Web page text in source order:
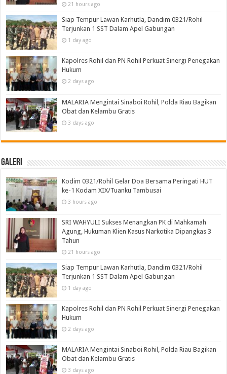
21 hours ago
Siap Tempur Lawan Karhutla, Dandim 0321/Rohil
Terjunkan 1 SST Dalam Apel Gabungan
1 day ago
Kapolres Rohil dan PN Rohil Perkuat Sinergi Penegakan
Hukum
2 days ago
MALARIA Mengintai Sinaboi Rohil, Polda Riau Bagikan
Obat dan Kelambu Gratis
3 days ago
Galeri
Kodim 0321/Rohil Gelar Doa Bersama Peringati HUT
ke-1 Kodam XIX/Tuanku Tambusai
3 hours ago
SRI WAHYULI Sukses Menangkan PK di Mahkamah
Agung, Hukuman Klien Kasus Narkotika Dipangkas 3
Tahun
21 hours ago
Siap Tempur Lawan Karhutla, Dandim 0321/Rohil
Terjunkan 1 SST Dalam Apel Gabungan
1 day ago
Kapolres Rohil dan PN Rohil Perkuat Sinergi Penegakan
Hukum
2 days ago
MALARIA Mengintai Sinaboi Rohil, Polda Riau Bagikan
Obat dan Kelambu Gratis
3 days ago